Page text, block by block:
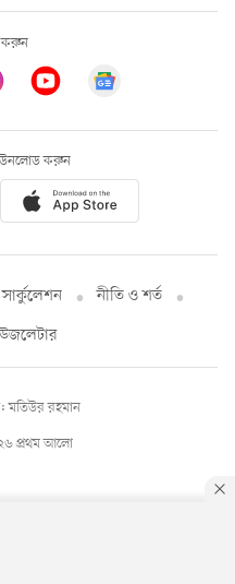
করুন
সার্কুলেশন
নীতি ও শর্ত
প্রথম আলো
মতিউর রহমান